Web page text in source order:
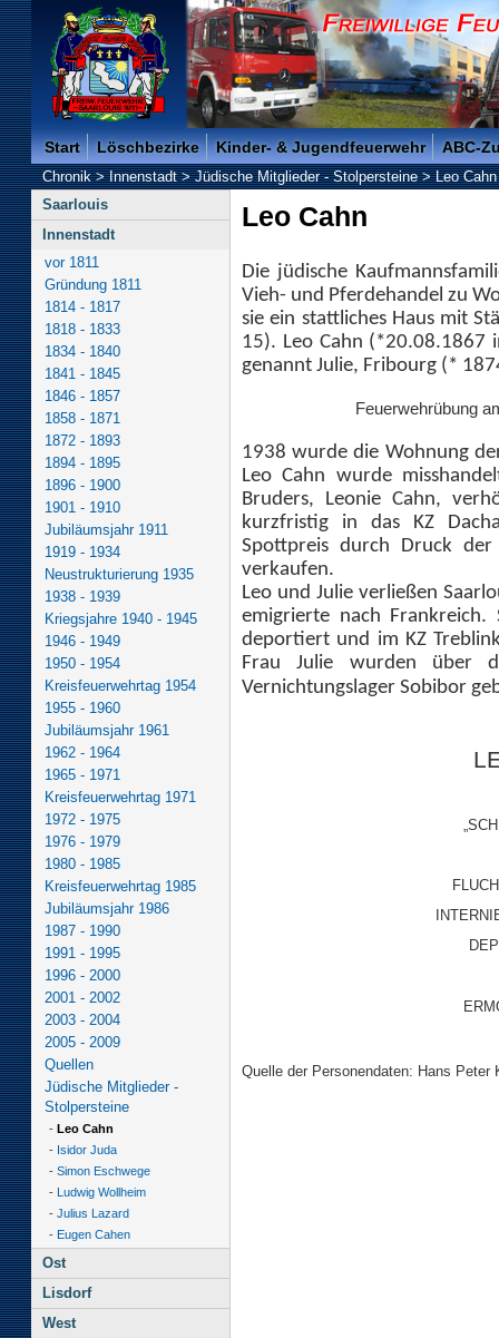
Freiwillige Feuerwehr der Kreisstadt Saarlouis -
Start Löschbezirke Kinder- & Jugendfeuerwehr ABC-
Chronik>Innenstadt>Jüdische Mitglieder - Stolpersteine>Leo Cahn
Saarlouis
Innenstadt
vor 1811
Gründung 1811
1814 - 1817
1818 - 1833
1834 - 1840
1841 - 1845
1846 - 1857
1858 - 1871
1872 - 1893
1894 - 1895
1896 - 1900
1901 - 1910
Jubiläumsjahr 1911
1919 - 1934
Neustrukturierung 1935
1938 - 1939
Kriegsjahre 1940 - 1945
1946 - 1949
1950 - 1954
Kreisfeuerwehrtag 1954
1955 - 1960
Jubiläumsjahr 1961
1962 - 1964
1965 - 1971
Kreisfeuerwehrtag 1971
1972 - 1975
1976 - 1979
1980 - 1985
Kreisfeuerwehrtag 1985
Jubiläumsjahr 1986
1987 - 1990
1991 - 1995
1996 - 2000
2001 - 2002
2003 - 2004
2005 - 2009
Quellen
Jüdische Mitglieder -
Stolpersteine
- Leo Cahn
- Isidor Juda
- Simon Eschwege
- Ludwig Wollheim
- Julius Lazard
- Eugen Cahen
Ost
Lisdorf
West
Leo Cahn
Die jüdische
Vieh- und Pferdehandel zu
sie ein stattliches Haus mit
15). Leo Cahn (*20.08.1867
genannt Julie, Fribourg (*
Feuerwehrübung
1938 wurde die Wohnung
Leo Cahn wurde
Bruders, Leonie Cahn,
kurzfristig in das KZ
Spottpreis durch Druck der
verkaufen.
Leo und Julie verließen
emigrierte nach Frankreich.
deportiert und im KZ
Frau Julie wurden über
Vernichtungslager Sobibor
Quelle der Personendaten: Hans Peter